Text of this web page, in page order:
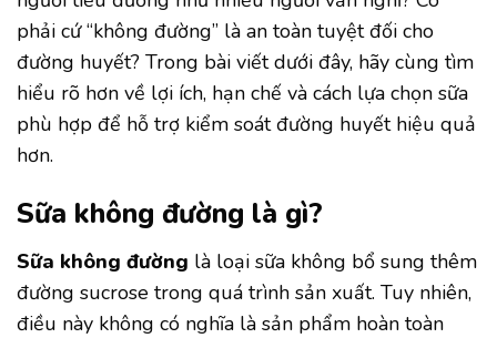
phải cứ “không đường” là an toàn tuyệt đối cho
đường huyết? Trong bài viết dưới đây, hãy cùng tìm
hiểu rõ hơn về lợi ích, hạn chế và cách lựa chọn sữa
phù hợp để hỗ trợ kiểm soát đường huyết hiệu quả
hơn.
Sữa không đường là gì?
Sữa không đường là loại sữa không bổ sung thêm
đường sucrose trong quá trình sản xuất. Tuy nhiên,
điều này không có nghĩa là sản phẩm hoàn toàn